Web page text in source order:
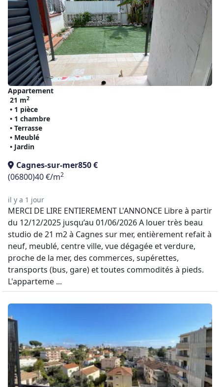
Appartement
21 m2
• 1 pièce
• 1 chambre
• Terrasse
• Meublé
• Jardin
Cagnes-sur-mer850 €
(06800)40 €/m2
il y a 1 jour
MERCI DE LIRE ENTIEREMENT L'ANNONCE Libre à partir
du 12/12/2025 jusqu’au 01/06/2026 A louer très beau
studio de 21 m2 à Cagnes sur mer, entièrement refait à
neuf, meublé, centre ville, vue dégagée et verdure,
proche de la mer, des commerces, supérettes,
transports (bus, gare) et toutes commodités à pieds.
L'apparteme ...